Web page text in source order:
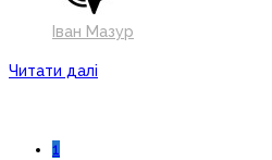
Іван Мазур
Читати далі
1